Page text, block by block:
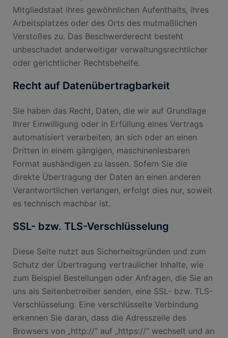
Mitgliedstaat ihres gewöhnlichen Aufenthalts, ihres
Arbeitsplatzes oder des Orts des mutmaßlichen
Verstoßes zu. Das Beschwerderecht besteht
unbeschadet anderweitiger verwaltungsrechtlicher
oder gerichtlicher Rechtsbehelfe.
Recht auf Daten­übertrag­barkeit
Sie haben das Recht, Daten, die wir auf Grundlage
Ihrer Einwilligung oder in Erfüllung eines Vertrags
automatisiert verarbeiten, an sich oder an einen
Dritten in einem gängigen, maschinenlesbaren
Format aushändigen zu lassen. Sofern Sie die
direkte Übertragung der Daten an einen anderen
Verantwortlichen verlangen, erfolgt dies nur, soweit
es technisch machbar ist.
SSL- bzw. TLS-Verschlüsselung
Diese Seite nutzt aus Sicherheitsgründen und zum
Schutz der Übertragung vertraulicher Inhalte, wie
zum Beispiel Bestellungen oder Anfragen, die Sie an
uns als Seitenbetreiber senden, eine SSL- bzw. TLS-
Verschlüsselung. Eine verschlüsselte Verbindung
erkennen Sie daran, dass die Adresszeile des
Browsers von „http://“ auf „https://“ wechselt und an